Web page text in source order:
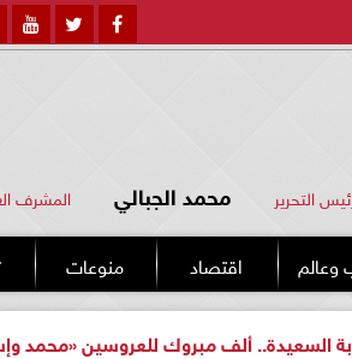
التحرير محمد الجبالي المشرف
وعالم اقتصاد منوعات
ألف مبروك للعروسين «محمد وإسراء»